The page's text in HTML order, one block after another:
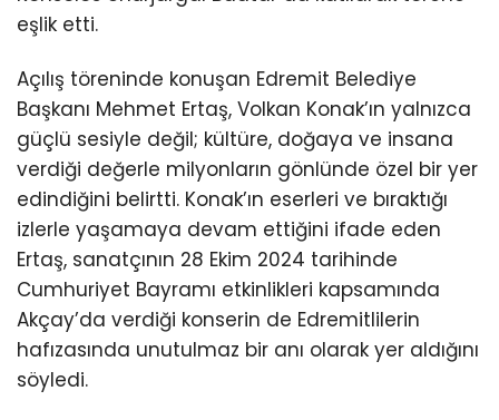
eşlik etti.
Açılış töreninde konuşan Edremit Belediye
Başkanı Mehmet Ertaş, Volkan Konak’ın yalnızca
güçlü sesiyle değil; kültüre, doğaya ve insana
verdiği değerle milyonların gönlünde özel bir yer
edindiğini belirtti. Konak’ın eserleri ve bıraktığı
izlerle yaşamaya devam ettiğini ifade eden
Ertaş, sanatçının 28 Ekim 2024 tarihinde
Cumhuriyet Bayramı etkinlikleri kapsamında
Akçay’da verdiği konserin de Edremitlilerin
hafızasında unutulmaz bir anı olarak yer aldığını
söyledi.